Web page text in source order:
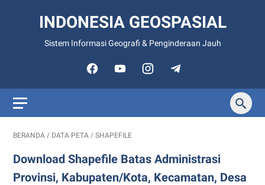
INDONESIA GEOSPASIAL
Sistem Informasi Geografi & Penginderaan Jauh
BERANDA / DATA PETA / SHAPEFILE
Download Shapefile Batas Administrasi
Provinsi, Kabupaten/Kota, Kecamatan, Desa